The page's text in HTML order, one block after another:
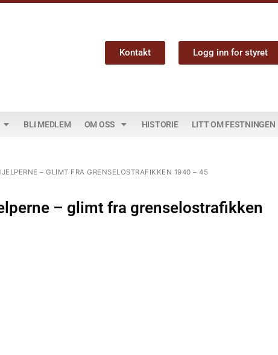
Kontakt Logg inn for styret
BLI MEDLEM OM OSS HISTORIE LITT OM FESTNINGEN
– GLIMT FRA GRENSELOSTRAFIKKEN 1940 – 45
– glimt fra grenselostrafikken